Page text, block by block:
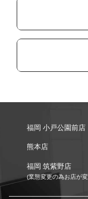
福岡 小戸公園前店
熊本店
福岡 筑紫野店
(業態変更の為お店が